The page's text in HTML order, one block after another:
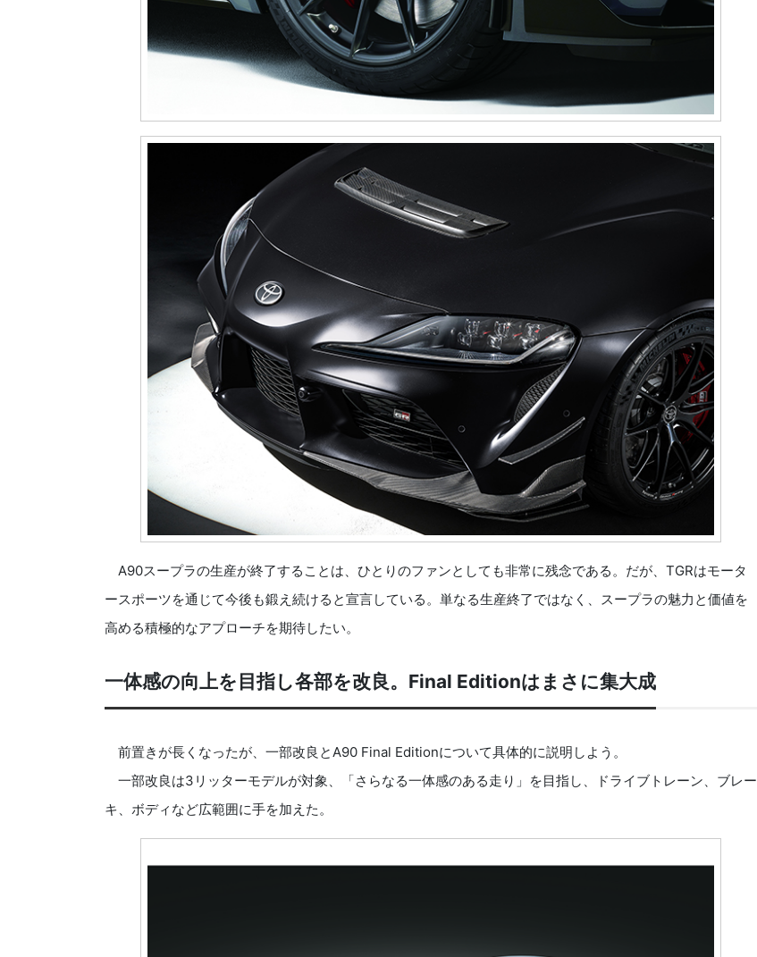
A90スープラの生産が終了することは、ひとりのファンとしても非常に残念である。だが、TGRはモータ
ースポーツを通じて今後も鍛え続けると宣言している。単なる生産終了ではなく、スープラの魅力と価値を
高める積極的なアプローチを期待したい。
一体感の向上を目指し各部を改良。Final Editionはまさに集大成
前置きが長くなったが、一部改良とA90 Final Editionについて具体的に説明しよう。
一部改良は3リッターモデルが対象、「さらなる一体感のある走り」を目指し、ドライブトレーン、ブレー
キ、ボディなど広範囲に手を加えた。